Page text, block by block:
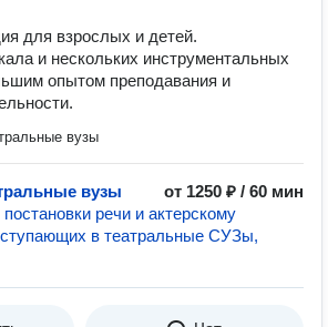
для взрослых и детей.
и нескольких инструментальных
опытом преподавания и
вузы
вузы
от 1250 ₽ / 60 мин
речи и актерскому
в театральные СУЗы,